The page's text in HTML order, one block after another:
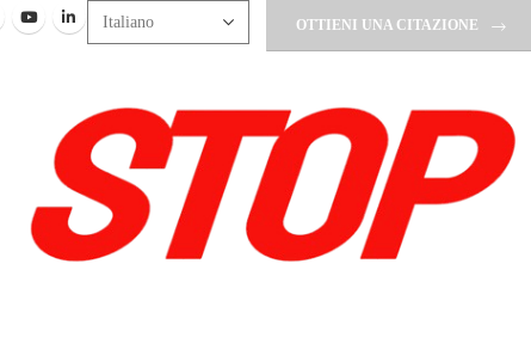
OTTIENI UNA CITAZIONE